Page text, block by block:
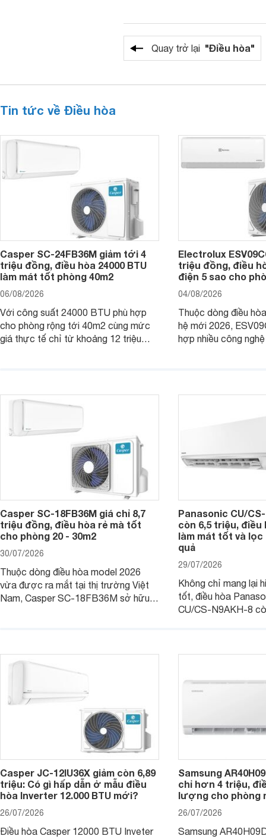
Quay trở lại "Điều hòa"
Tin tức về Điều hòa
Casper SC-24FB36M giảm tới 4
triệu đồng, điều hòa 24000 BTU
làm mát tốt phòng 40m2
06/08/2026
Với công suất 24000 BTU phù hợp
cho phòng rộng tới 40m2 cùng mức
giá thực tế chỉ từ khoảng 12 triệu
Electrolux
triệu đồng, điều
điện 5 sao cho
04/08/2026
Thuộc dòng điều
hệ mới 2026,
hợp nhiều công
Casper SC-18FB36M giá chỉ 8,7
triệu đồng, điều hòa rẻ mà tốt
cho phòng 20 - 30m2
30/07/2026
Thuộc dòng điều hòa model 2026
vừa được ra mắt tại thị trường Việt
Nam, Casper SC-18FB36M sở hữu
nhiều tính năng và công nghệ hiện đại.
Panasonic CU/
còn 6,5 triệu, điều
làm mát tốt và lọc
quả
29/07/2026
Không chỉ mang lại
tốt, điều hòa
CU/CS-N9AKH-8
Casper JC-12IU36X giảm còn 6,89
triệu: Có gì hấp dẫn ở mẫu điều
hòa Inverter 12.000 BTU mới?
26/07/2026
Điều hòa Casper 12000 BTU Inveter
Samsung
chỉ hơn 4 triệu,
lượng cho phòng
26/07/2026
Samsung